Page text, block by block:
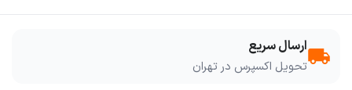
local_shippingارسال سریع
تحویل اکسپرس در تهران